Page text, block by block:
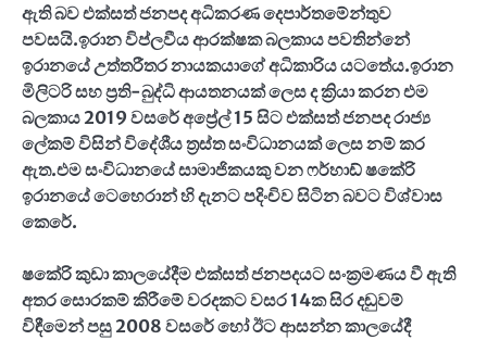
ඇති බව එක්සත් ජනපද අධිකරණ දෙපාර්තමේන්තුව
පවසයි.ඉරාන විප්ලවීය ආරක්ෂක බලකාය පවතින්නේ
ඉරානයේ උත්තරීතර නායකයාගේ අධිකාරිය යටතේය.ඉරාන
මිලිටරි සහ ප්‍රති-බුද්ධි ආයතනයක් ලෙස ද ක්‍රියා කරන එම
බලකාය 2019 වසරේ අප්‍රේල් 15 සිට එක්සත් ජනපද රාජ්‍ය
ලේකම් විසින් විදේශීය ත්‍රස්ත සංවිධානයක් ලෙස නම් කර
ඇත.එම සංවිධානයේ සාමාජිකයකු වන ෆර්හාඩ් ෂකේරි
ඉරානයේ ටෙහෙරාන් හි දැනට පදිංචිව සිටින බවට විශ්වාස
කෙරේ.
ෂකේරි කුඩා කාලයේදීම එක්සත් ජනපදයට සංක්‍රමණය වී ඇති
අතර සොරකම් කිරීමේ වරදකට වසර 14ක සිර දඬුවම්
විඳීමෙන් පසු 2008 වසරේ හෝ ඊට ආසන්න කාලයේදී